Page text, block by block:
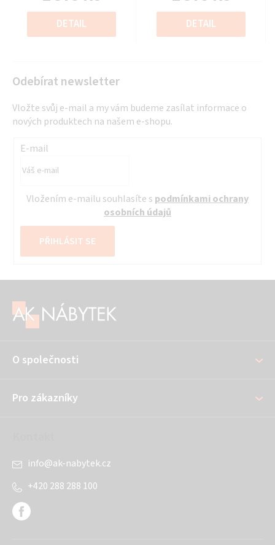
5
hvězdiček.
Měrná
cena:
DETAIL
5
hvězdiček.
Měrná
cena:
DETAIL
Odebírat newsletter
Vložte svůj e-mail a my vám budeme zasílat informace o
nových produktech na našem e-shopu.
E-mail
Vložením e-mailu souhlasíte s podmínkami ochrany
osobních údajů
PŘIHLÁSIT SE
O společnosti
Pro zákazníky
info@ak-nabytek.cz
+420 288 288 100